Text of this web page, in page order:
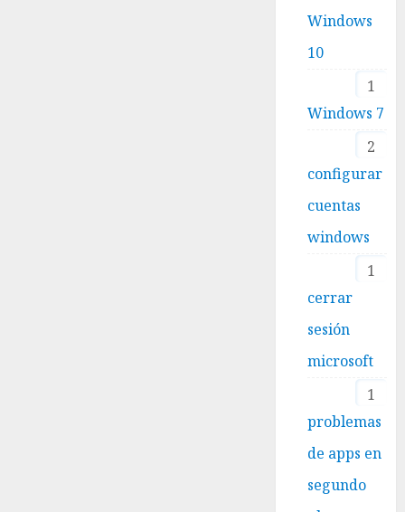
Windows
10
1
Windows 7
2
configurar
cuentas
windows
1
cerrar
sesión
microsoft
1
problemas
de apps en
segundo